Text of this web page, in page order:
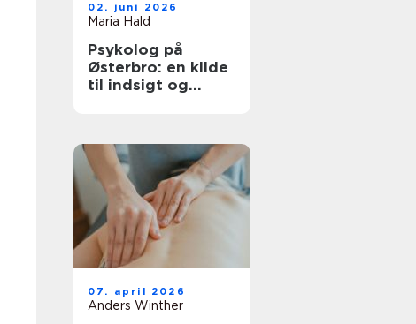
02. juni 2026
Maria Hald
Psykolog på
Østerbro: en kilde
til indsigt og
07. april 2026
Anders Winther